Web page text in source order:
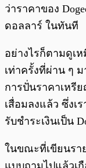
ว่าราคาของ
ดอลลาร์ ในทันที
อย่างไรก็ตามดูเ
เท่าครั้งที่ผ่าน ๆ
การปั่นราคาเหรีย
เสื่อมลงแล้ว ซึ่งเ
รับชำระเงินเป็น
ในขณะที่เขียนรา
แบบถามไปแล้วเ